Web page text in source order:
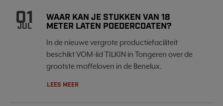
01
JUL
WAAR KAN JE STUKKEN VAN 18
METER LATEN POEDERCOATEN?
In de nieuwe vergrote productiefaciliteit
beschikt VOM-lid TILKIN in Tongeren over de
grootste moffeloven in de Benelux.
LEES MEER